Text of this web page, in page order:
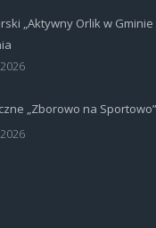
„Aktywny Orlik w Gminie
„Zborowo na Sportowo”